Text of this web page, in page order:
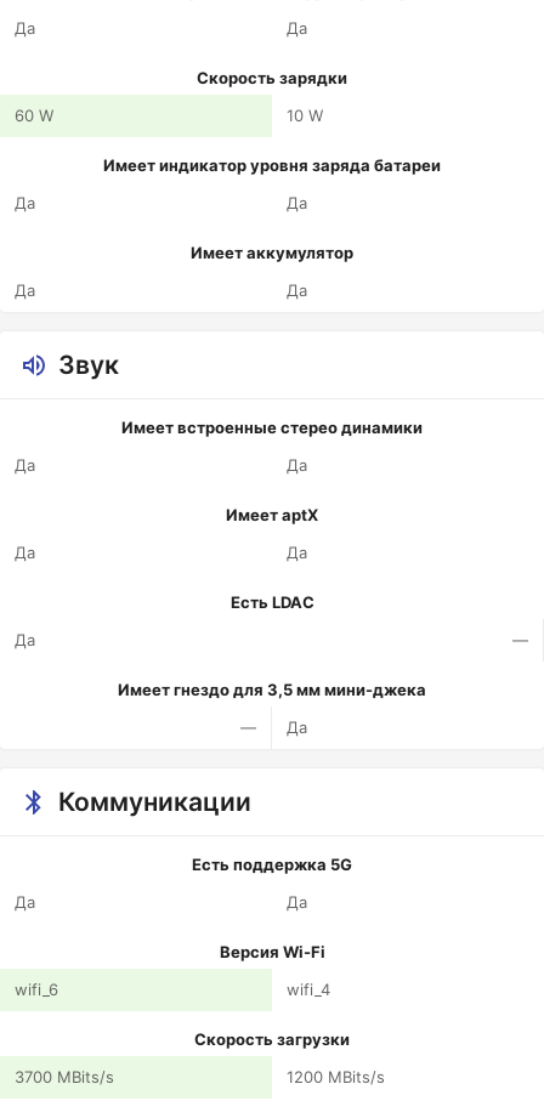
Да
Да
Скорость зарядки
60 W
10 W
Имеет индикатор уровня заряда батареи
Да
Да
Имеет аккумулятор
Да
Да
Звук
Имеет встроенные стерео динамики
Да
Да
Имеет aptX
Да
Да
Есть LDAC
Да
—
Имеет гнездо для 3,5 мм мини-джека
—
Да
Коммуникации
Есть поддержка 5G
Да
Да
Версия Wi-Fi
wifi_6
wifi_4
Скорость загрузки
3700 MBits/s
1200 MBits/s